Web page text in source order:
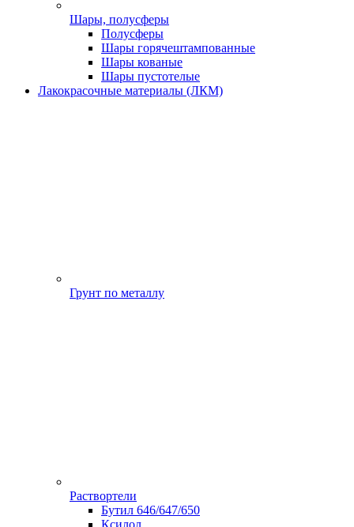
Шары, полусферы
Полусферы
Шары горячештампованные
Шары кованые
Шары пустотелые
Лакокрасочные материалы (ЛКМ)
Грунт по металлу
Раствортели
Бутил 646/647/650
Ксилол